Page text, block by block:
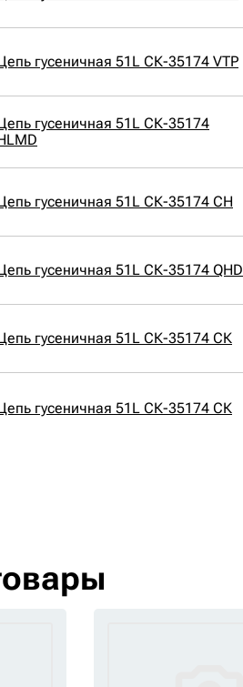
гусеничная 51L СК-35174 VTP
гусеничная 51L СК-35174
гусеничная 51L СК-35174 CH
гусеничная 51L СК-35174 QHD
гусеничная 51L СК-35174 СК
гусеничная 51L СК-35174 СК